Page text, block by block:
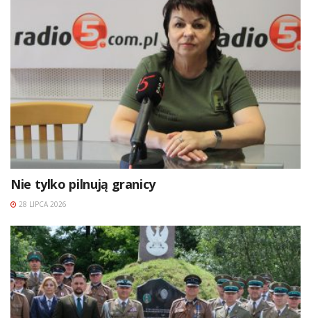
Nie tylko pilnują granicy
28 LIPCA 2026